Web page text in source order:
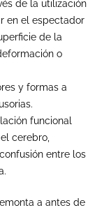
de la utilización
en el espectador
de la
o
y formas a
funcional
cerebro,
entre los
a antes de